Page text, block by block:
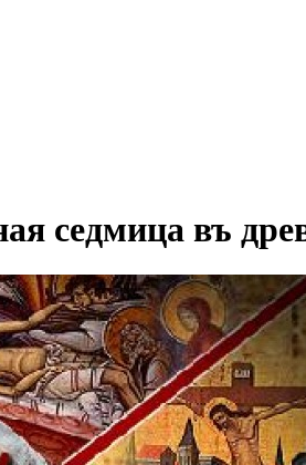
седмица въ